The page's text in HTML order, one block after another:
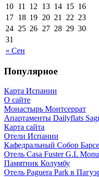
« Сен
10 11 12 13 14 15 16
17 18 19 20 21 22 23
24 25 26 27 28 29 30
31
Популярное
Карта Испании
О сайте
Монастырь Монтсеррат
Апартаменты Dailyflats
Карта сайта
Отели Испании
Кафeдрaльный Собор
Отель Casa Fuster G.L
Пaмятник Колумбу
Отель Paguera Park в